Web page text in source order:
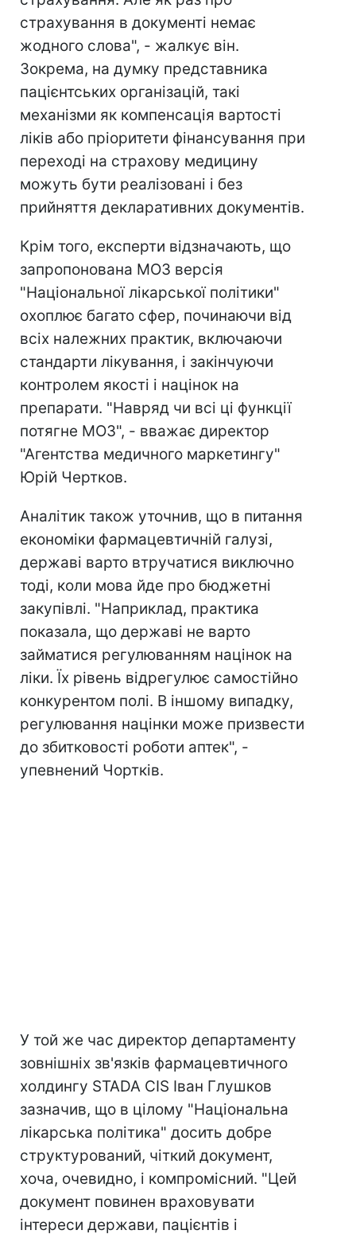
страхування в документі немає
жодного слова", - жалкує він.
Зокрема, на думку представника
пацієнтських організацій, такі
механізми як компенсація вартості
ліків або пріоритети фінансування при
переході на страхову медицину
можуть бути реалізовані і без
прийняття декларативних документів.
Крім того, експерти відзначають, що
запропонована МОЗ версія
"Національної лікарської політики"
охоплює багато сфер, починаючи від
всіх належних практик, включаючи
стандарти лікування, і закінчуючи
контролем якості і націнок на
препарати. "Навряд чи всі ці функції
потягне МОЗ", - вважає директор
"Агентства медичного маркетингу"
Юрій Чертков.
Аналітик також уточнив, що в питання
економіки фармацевтичній галузі,
державі варто втручатися виключно
тоді, коли мова йде про бюджетні
закупівлі. "Наприклад, практика
показала, що державі не варто
займатися регулюванням націнок на
ліки. Їх рівень відрегулює самостійно
конкурентом полі. В іншому випадку,
регулювання націнки може призвести
до збитковості роботи аптек", -
упевнений Чортків.
У той же час директор департаменту
зовнішніх зв'язків фармацевтичного
холдингу STADA CIS Іван Глушков
зазначив, що в цілому "Національна
лікарська політика" досить добре
структурований, чіткий документ,
хоча, очевидно, і компромісний. "Цей
документ повинен враховувати
інтереси держави, пацієнтів і